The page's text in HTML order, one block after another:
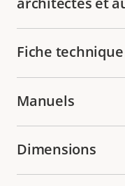
Fiche technique
Manuels
Dimensions